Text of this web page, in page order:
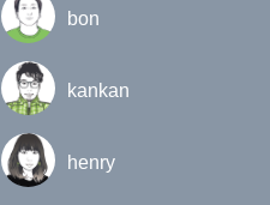
bon
kankan
henry